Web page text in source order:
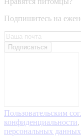
Подпишитесь на
Подписаться
Пользовательским
конфиденциальности
персональных данных